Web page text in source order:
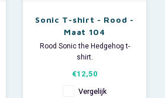
Sonic T-shirt - Rood -
Maat 104
Rood Sonic the Hedgehog t-
shirt.
Materiaal: 90% katoen / 10%
viscose.
€12,50
Vergelijk